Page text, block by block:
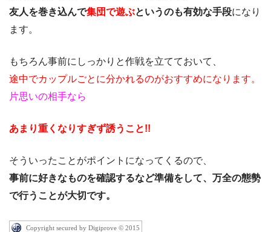
友人を巻き込んで集団で遊ぶというのも有効な手段になり
ます。
もちろん事前にしっかりと作戦を立てておいて、
途中でカップルごとに分かれるのがおすすめになります。
片思いの相手なら
あまり重くなりすぎず誘うこと!!
そういったことがポイントになってくるので、
事前に好きなものを確認するなど準備をして、万全の態勢
で行うことが大切です。
Copyright secured by Digiprove © 2015